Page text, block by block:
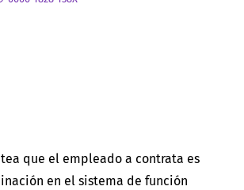
que el empleado a contrata es
en el sistema de función